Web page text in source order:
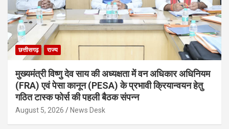
छत्तीसगढ़ राज्य
मुख्यमंत्री विष्णु देव साय की अध्यक्षता में वन अधिकार अधिनियम
(FRA) एवं पेसा कानून (PESA) के प्रभावी क्रियान्वयन हेतु
गठित टास्क फोर्स की पहली बैठक संपन्न
August 5, 2026 News Desk